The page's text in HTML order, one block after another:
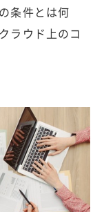
条件とは何
ラウド上のコ